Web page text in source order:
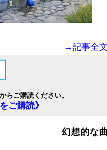
→記事全
らご購読ください。
ご購読》
幻想的な